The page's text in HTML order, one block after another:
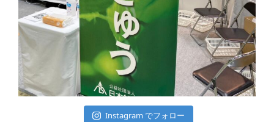
Instagram でフォロー